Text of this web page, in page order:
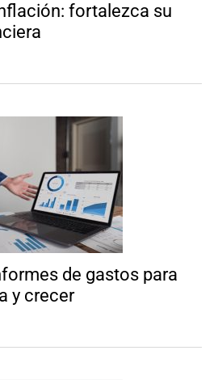
fortalezca su
de gastos para
y crecer